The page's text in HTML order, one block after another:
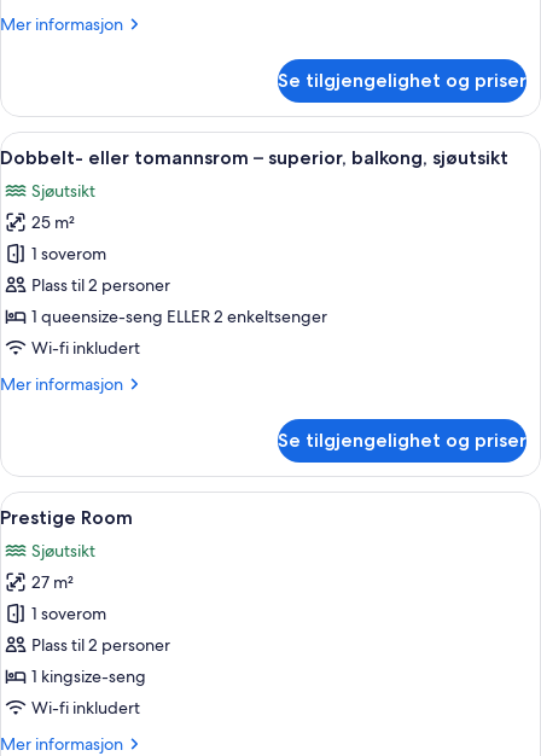
balkong,
Mer informasjon
Mer
eller
tomannsrom
–
balkong,
sjøutsikt
Se tilgjengelighet og priser
Åpne
alle
bildene
av
Dobbelt-
eller
tomannsrom
–
balkong,
Dobbelt- eller tomannsrom –
5
Dobbelt- eller tomannsrom – superior, balkong, sjøutsikt
Sjøutsikt
25 m²
1 soverom
Plass til 2 personer
1 queensize-seng ELLER 2 enkeltsenger
Wi-fi inkludert
Mer informasjon
Mer
eller
tomannsrom
–
superior,
balkong,
sjøutsikt
Se tilgjengelighet og priser
Åpne
alle
bildene
av
Prestige
Room
4
Prestige Room
Sjøutsikt
27 m²
1 soverom
Plass til 2 personer
1 kingsize-seng
Wi-fi inkludert
Mer informasjon
Mer